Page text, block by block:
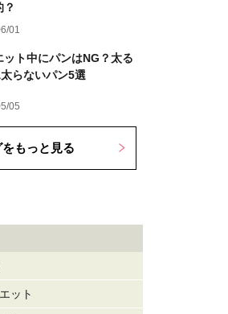
？
01
ット中にパンはNG？太る
らないパン5選
05
もっと見る
ット